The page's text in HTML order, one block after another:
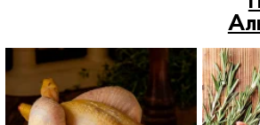
Шашлики, Реберця
& Маринад
Ресторанам &
ОПТ